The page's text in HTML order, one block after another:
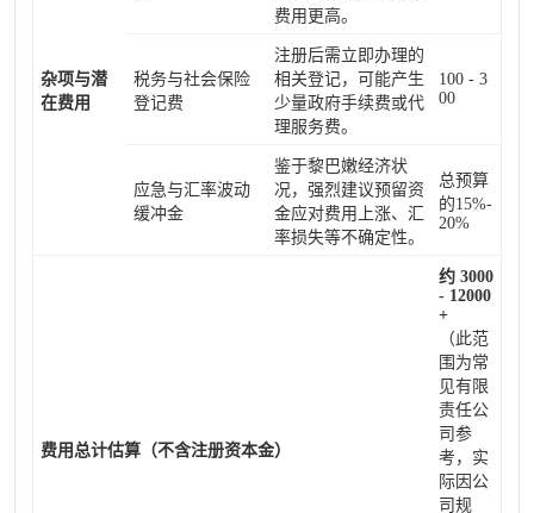
杂项与潜
在费用
费用更高。
税务与社会保险
登记费
注册后需立即办理的
相关登记，可能产生
少量政府手续费或代
理服务费。
100 - 3
00
应急与汇率波动
缓冲金
鉴于黎巴嫩经济状
况，强烈建议预留资
金应对费用上涨、汇
率损失等不确定性。
总预算
的15%-
20%
费用总计估算（不含注册资本金）
约 3000
- 12000
+
（此范
围为常
见有限
责任公
司参
考，实
际因公
司规